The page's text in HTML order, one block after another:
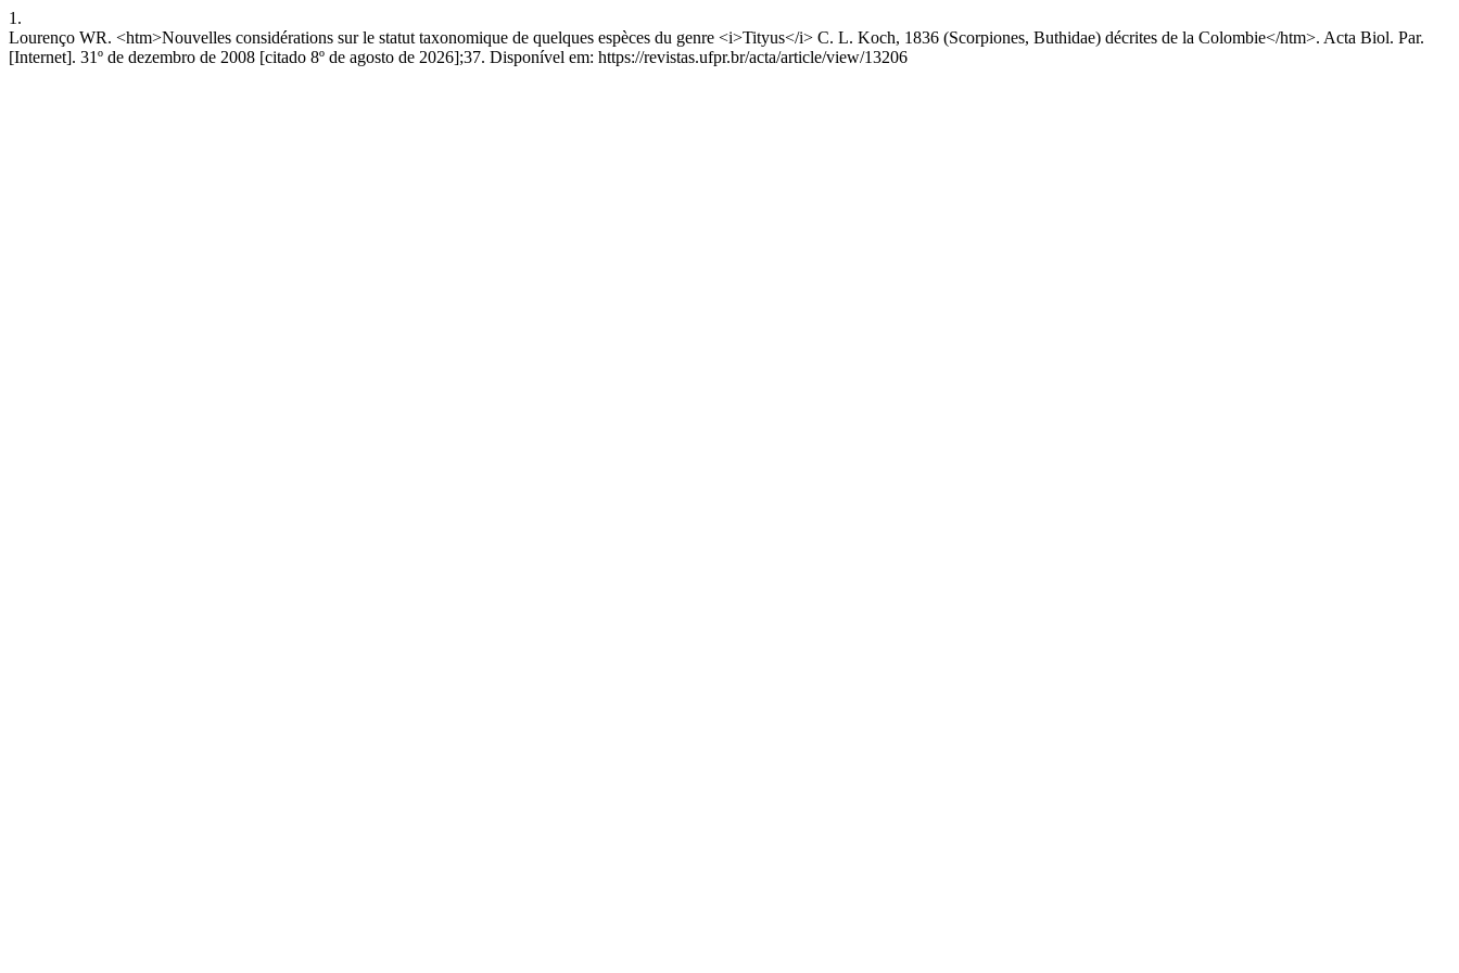
1.
Lourenço WR. <htm>Nouvelles considérations sur le statut taxonomique de quelques espèces du genre <i>Tityus</i> C. L. Koch, 1836 (Scorpiones, Buthidae) décrites de la Colombie</htm>. Acta Biol. Par.
[Internet]. 31º de dezembro de 2008 [citado 8º de agosto de 2026];37. Disponível em: https://revistas.ufpr.br/acta/article/view/13206